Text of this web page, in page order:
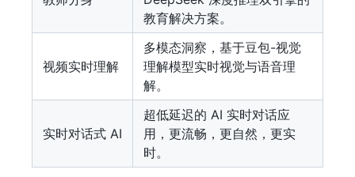
教育解决方案。
视频实时理解
多模态洞察，基于豆包-视觉
理解模型实时视觉与语音理
解。
实时对话式 AI
超低延迟的 AI 实时对话应
用，更流畅，更自然，更实
时。